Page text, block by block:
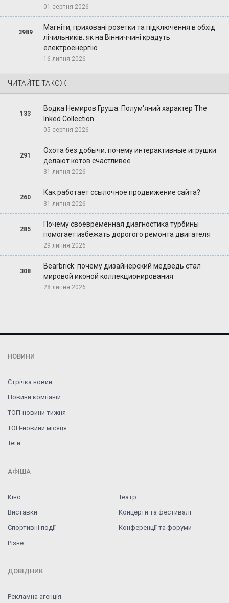
01 серпня 2026
3989
Магніти, приховані розетки та підключення в обхід
лічильників: як на Вінниччині крадуть
електроенергію
16 липня 2026
ЧИТАЙТЕ ТАКОЖ
133
Водка Немиров Груша: Полум'яний характер The
Inked Collection
05 серпня 2026
291
Охота без добычи: почему интерактивные игрушки
делают котов счастливее
31 липня 2026
260
Как работает ссылочное продвижение сайта?
31 липня 2026
285
Почему своевременная диагностика турбины
помогает избежать дорогого ремонта двигателя
29 липня 2026
308
Bearbrick: почему дизайнерский медведь стал
мировой иконой коллекционирования
28 липня 2026
НОВИНИ
Стрічка новин
Новини компаній
ТОП-новини тижня
ТОП-новини місяця
Теги
АФІША
Кіно
Театр
Виставки
Концерти та фестивалі
Спортивні події
Конференції та форуми
Різне
ДОВІДНИК
Рекламна агенція